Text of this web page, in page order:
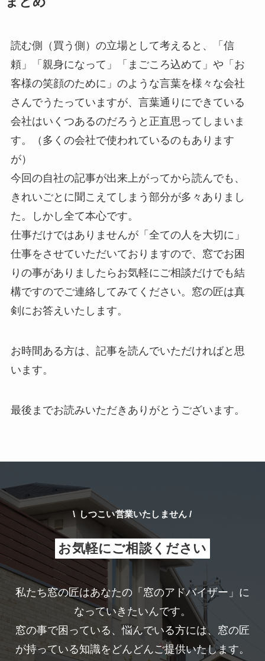
読む側（買う側）の立場として考えると、「信
頼」「親身になって」「まごころ込めて」や「お
客様の笑顔のために」のような言葉を様々な会社
さんでうたっていますが、言葉通りにできている
会社はいくつあるのだろうと正直思ってしまいま
す。（多くの会社で使われているのもあります
が）
今回の自社の記事が出来上がってから読んでも、
きれいごとに聞こえてしまう部分が多々ありまし
た。しかし全て本心です。
仕事だけではありませんが「全ての人を大切に」
仕事をさせていただいておりますので、窓でお困
りの事がありましたらお気軽にご相談だけでも結
構ですのでご連絡してみてください。窓の匠は真
剣にお答えいたします。
お時間ある方は、記事を読んでいただければと思
います。
最後までお読みいただきありがとうございます。
\ しつこい営業いたしません /
お気軽にご相談ください
私たち窓の匠はあなたの「窓のアドバイザー」に
なっていきたいんです。
窓の事で困っている、悩んでいる方には、窓の匠
が持っている知識をどんどんご提供いたします。